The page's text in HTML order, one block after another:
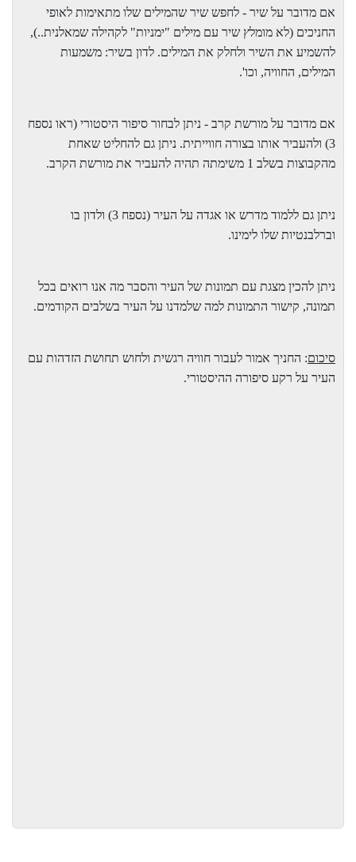
אם מדובר על שיר - לחפש שיר שהמילים שלו מתאימות לאופי
החניכים (לא מומלץ שיר עם מילים "ימניות" לקהילה שמאלנית..),
להשמיע את השיר ולחלק את המילים. לדון בשיר: משמעות
המילים, החוויה, וכו'.
אם מדובר על מורשת קרב - ניתן לבחור סיפור היסטורי (ראו נספח
3) ולהעביר אותו בצורה חווייתית. ניתן גם להחליט שאחת
מהקבוצות בשלב 1 משימתה תהיה להעביר את מורשת הקרב.
ניתן גם ללמוד מדרש או אגדה על העיר (נספח 3) ולדון בו
וברלבנטיות שלו לימינו.
ניתן להכין מצגת עם תמונות של העיר והסבר מה אנו רואים בכל
תמונה, קישור התמונות למה שלמדנו על העיר בשלבים הקודמים.
סיכום: החניך אמור לעבור חוויה רגשית ולחוש תחושת הזדהות עם
העיר על רקע סיפורה ההיסטורי.